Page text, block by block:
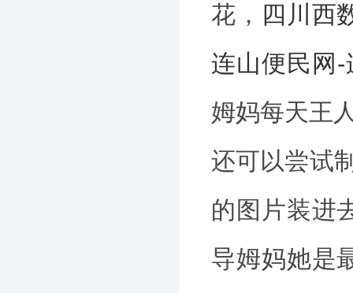
花， 四川西
连山便民网
姆妈每天王
还可以尝试
的图片装进
导姆妈她是